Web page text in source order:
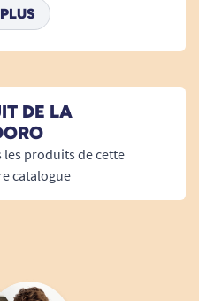
d'expérience.
peu plus de détails sur le
t-il pas à vos
DE LA
les produits de cette
catalogue